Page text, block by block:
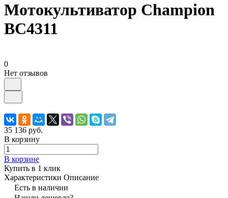
Мотокультиватор Champion
BC4311
0
Нет отзывов
35 136 руб.
В корзину
В корзине
Купить в 1 клик
Характеристики Описание
Есть в наличии